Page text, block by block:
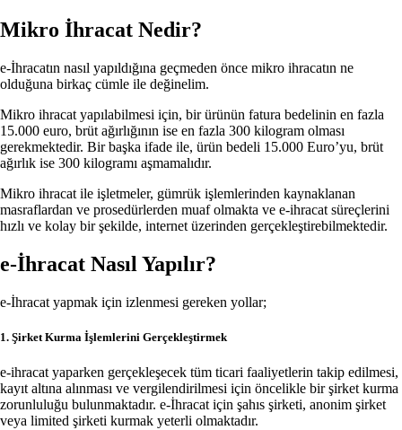
Mikro İhracat Nedir?
e-İhracatın nasıl yapıldığına geçmeden önce mikro ihracatın ne
olduğuna birkaç cümle ile değinelim.
Mikro ihracat yapılabilmesi için, bir ürünün fatura bedelinin en fazla
15.000 euro, brüt ağırlığının ise en fazla 300 kilogram olması
gerekmektedir. Bir başka ifade ile, ürün bedeli 15.000 Euro’yu, brüt
ağırlık ise 300 kilogramı aşmamalıdır.
Mikro ihracat ile işletmeler, gümrük işlemlerinden kaynaklanan
masraflardan ve prosedürlerden muaf olmakta ve e-ihracat süreçlerini
hızlı ve kolay bir şekilde, internet üzerinden gerçekleştirebilmektedir.
e-İhracat Nasıl Yapılır?
e-İhracat yapmak için izlenmesi gereken yollar;
1. Şirket Kurma İşlemlerini Gerçekleştirmek
e-ihracat yaparken gerçekleşecek tüm ticari faaliyetlerin takip edilmesi,
kayıt altına alınması ve vergilendirilmesi için öncelikle bir şirket kurma
zorunluluğu bulunmaktadır. e-İhracat için şahıs şirketi, anonim şirket
veya limited şirketi kurmak yeterli olmaktadır.